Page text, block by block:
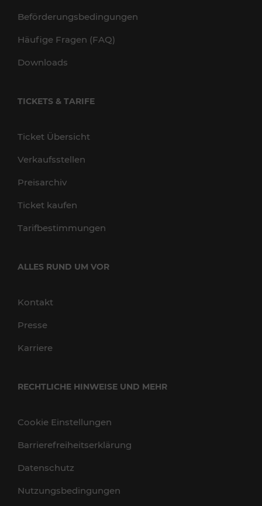
Beförderungsbedingungen
Häufige Fragen (FAQ)
Downloads
TICKETS & TARIFE
Ticket Übersicht
Verkaufsstellen
Preisarchiv
Ticket kaufen
Tarifbestimmungen
ALLES RUND UM VOR
Kontakt
Presse
Karriere
RECHTLICHE HINWEISE UND MEHR
Cookie Einstellungen
Barrierefreiheitserklärung
Datenschutz
Nutzungsbedingungen